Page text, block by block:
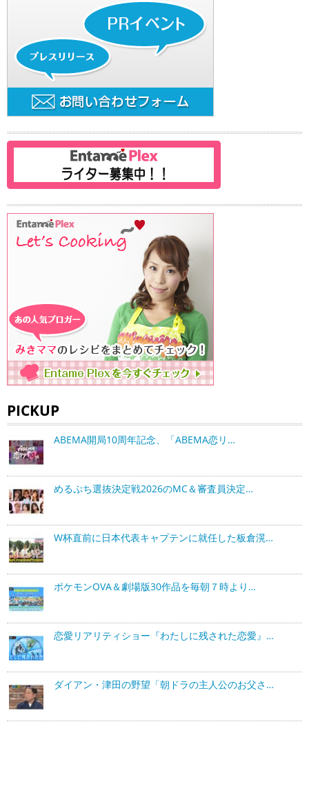
PICKUP
ABEMA開局10周年記念、「ABEMA恋リ…
めるぷち選抜決定戦2026のMC＆審査員決定…
W杯直前に日本代表キャプテンに就任した板倉滉…
ポケモンOVA＆劇場版30作品を毎朝７時より…
恋愛リアリティショー『わたしに残された恋愛』…
ダイアン・津田の野望「朝ドラの主人公のお父さ…